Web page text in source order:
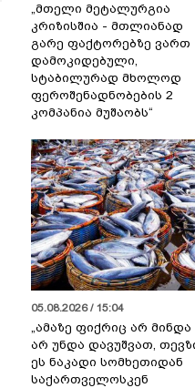
„მთელი მეტალურგია
კრიზისშია - მთლიანად
გარე ფაქტორებზე ვართ
დამოკიდებული,
სტაბილურად მხოლოდ
ფეროშენადნობების 2
კომპანია მუშაობს“
05.08.2026 / 15:04
„ამაზე ფიქრიც არ მინდა
არ უნდა დავუშვათ,
ეს ნაკადი სომხეთიდან
საქართველოსკენ